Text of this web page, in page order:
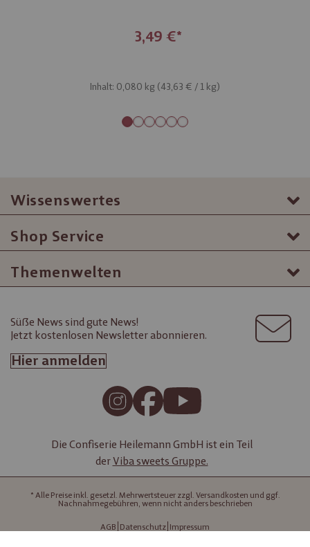
3,49 €
Inhalt: 0,080 kg (43,63 € / 1 kg)
Wissenswertes
Shop Service
Themenwelten
Süße News sind gute News!
Jetzt kostenlosen Newsletter abonnieren.
Hier anmelden
Die Confiserie Heilemann GmbH ist ein Teil
derViba sweets Gruppe.
* Alle Preise inkl. gesetzl. Mehrwertsteuer zzgl. Versandkosten und ggf.
Nachnahmegebühren, wenn nicht anders beschrieben
AGB Datenschutz Impressum